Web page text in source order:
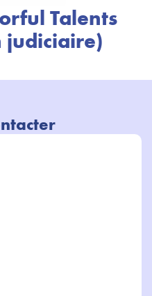
Talents